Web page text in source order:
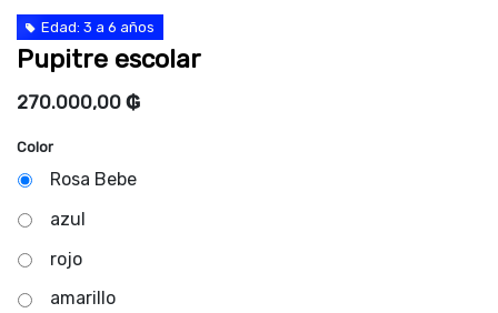
Edad: 3 a 6 años
Pupitre escolar
270.000,00 ₲
Color
Rosa Bebe
azul
rojo
amarillo